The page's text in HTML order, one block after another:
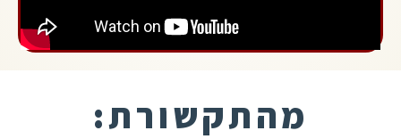
מהתקשורת: